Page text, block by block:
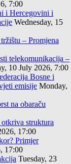
7:00
i Hercegovini i
Wednesday, 15
– Promjena
telekomunikacija –
10 July 2026, 7:00
Bosne i
emisije Monday,
na obaraču
struktura
17:00
Primjer
17:00
Tuesday, 23